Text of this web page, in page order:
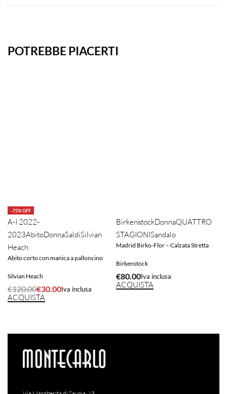
POTREBBE PIACERTI
-75% OFF
A-I 2022-
2023AbitoDonnaSaldiSilvian
Heach
Abito corto con manica a palloncino
Silvian Heach
€120.00€30.00Iva inclusa
ACQUISTA
BirkenstockDonnaQUATTRO
STAGIONISandalo
Madrid Birko-Flor – Calzata Stretta
Birkenstock
€80.00Iva inclusa
ACQUISTA